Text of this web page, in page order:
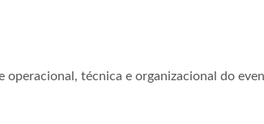
técnica e organizacional do